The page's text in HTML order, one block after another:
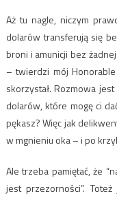
Aż tu nagle, niczym
dolarów transferują się
broni i amunicji bez
– twierdzi mój
skorzystał. Rozmowa
dolarów, które mogę ci
pękasz? Więc jak
w mgnieniu oka – i po
Ale trzeba pamiętać, że
jest przezorności”.